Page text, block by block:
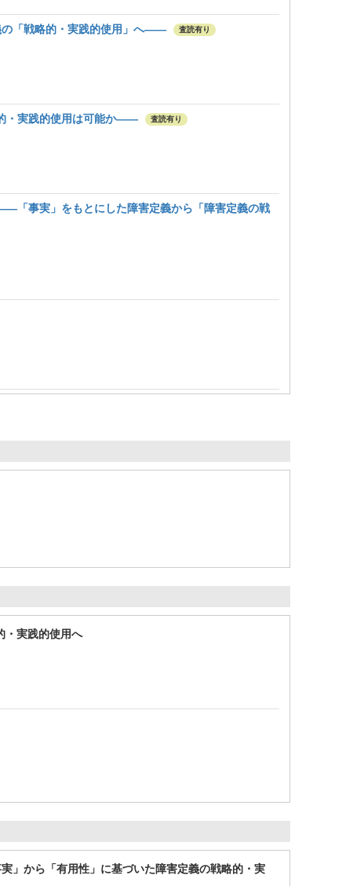
の「戦略的・実践的使用」へ―― 査読有り
・実践的使用は可能か―― 査読有り
「事実」をもとにした障害定義から「障害定義の戦
・実践的使用へ
」から「有用性」に基づいた障害定義の戦略的・実